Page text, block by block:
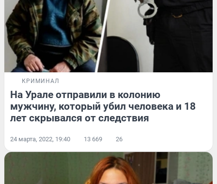
КРИМИНАЛ
На Урале отправили в колонию
мужчину, который убил человека и 18
лет скрывался от следствия
24 марта, 2022, 19:40 13 669 26